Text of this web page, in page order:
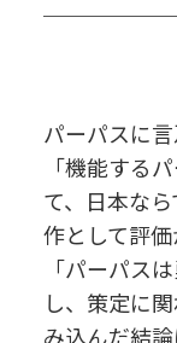
パーパスに
「機能する
て、日本な
作として評価
「パーパス
し、策定に
み込んだ結